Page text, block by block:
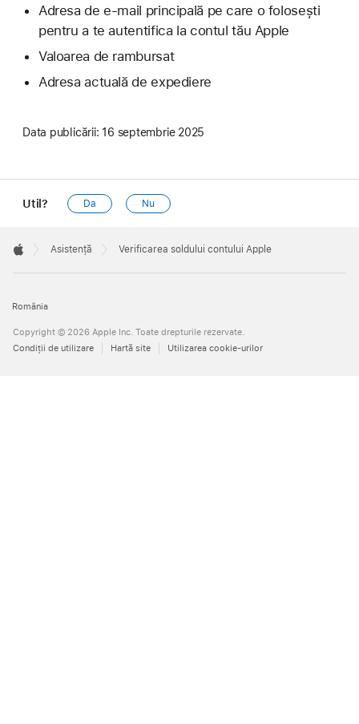
Adresa de e-mail principală pe care o folosești
pentru a te autentifica la contul tău Apple
Valoarea de rambursat
Adresa actuală de expediere
Data publicării: 16 septembrie 2025
Util? Da Nu
Footer

Asistență Verificarea soldului contului Apple
România
Copyright © 2026 Apple Inc. Toate drepturile rezervate.
Condiţii de utilizare
Hartă site Utilizarea cookie-urilor